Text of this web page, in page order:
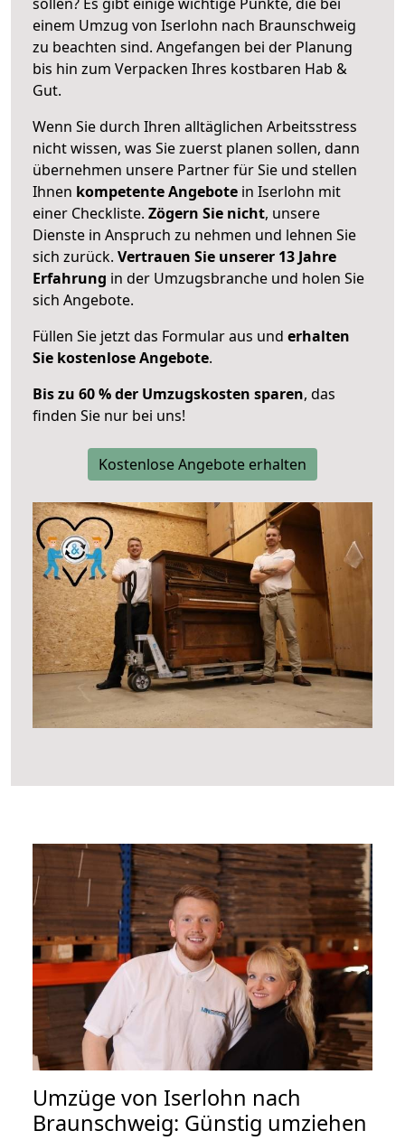
einem Umzug von Iserlohn nach Braunschweig
zu beachten sind. Angefangen bei der Planung
bis hin zum Verpacken Ihres kostbaren Hab &
Gut.
Wenn Sie durch Ihren alltäglichen Arbeitsstress
nicht wissen, was Sie zuerst planen sollen, dann
übernehmen unsere Partner für Sie und stellen
Ihnen kompetente Angebote in Iserlohn mit
einer Checkliste. Zögern Sie nicht, unsere
Dienste in Anspruch zu nehmen und lehnen Sie
sich zurück. Vertrauen Sie unserer 13 Jahre
Erfahrung in der Umzugsbranche und holen Sie
sich Angebote.
Füllen Sie jetzt das Formular aus und erhalten
Sie kostenlose Angebote.
Bis zu 60 % der Umzugskosten sparen, das
finden Sie nur bei uns!
Kostenlose Angebote erhalten
Umzüge von Iserlohn nach
Braunschweig: Günstig umziehen